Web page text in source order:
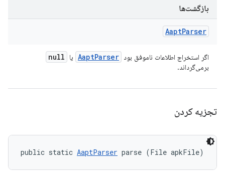
بازگشت‌ها
AaptParser
اگر استخراج اطلاعات ناموفق بود AaptParser یا null
برمی‌گرداند.
تجزیه کردن
public static AaptParser parse (File apkFile)